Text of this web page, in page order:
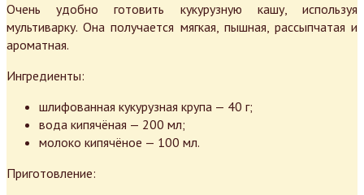
Очень удобно готовить кукурузную кашу, используя
мультиварку. Она получается мягкая, пышная, рассыпчатая и
ароматная.
Ингредиенты:
шлифованная кукурузная крупа — 40 г;
вода кипячёная — 200 мл;
молоко кипячёное — 100 мл.
Приготовление: